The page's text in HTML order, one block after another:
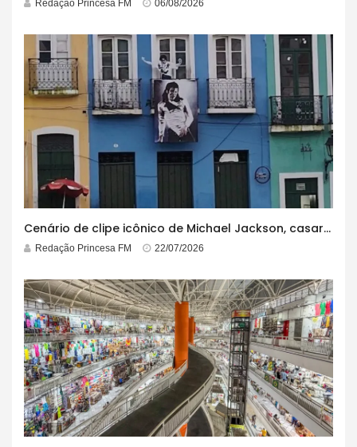
Redação Princesa FM 06/08/2026
Cenário de clipe icônico de Michael Jackson, casarão azul no centro do Pelourinho enfrenta ordem de desocupação
Redação Princesa FM 22/07/2026